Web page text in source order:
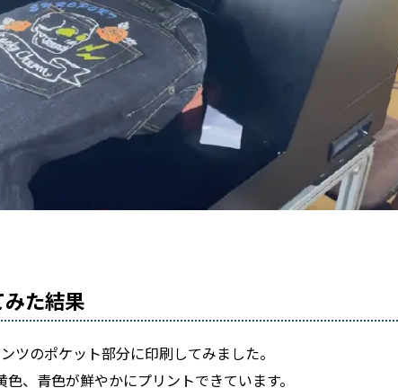
た結果
ツのポケット部分に印刷してみました。
、青色が鮮やかにプリントできています。